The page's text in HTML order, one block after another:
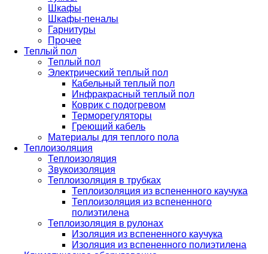
Шкафы
Шкафы-пеналы
Гарнитуры
Прочее
Теплый пол
Теплый пол
Электрический теплый пол
Кабельный теплый пол
Инфракрасный теплый пол
Коврик с подогревом
Терморегуляторы
Греющий кабель
Материалы для теплого пола
Теплоизоляция
Теплоизоляция
Звукоизоляция
Теплоизоляция в трубках
Теплоизоляция из вспененного каучука
Теплоизоляция из вспененного
полиэтилена
Теплоизоляция в рулонах
Изоляция из вспененного каучука
Изоляция из вспененного полиэтилена